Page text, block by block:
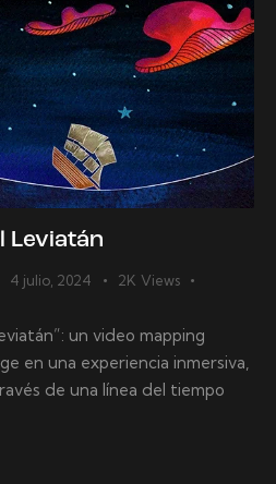
Leviatán
4 julio, 2024 2K Views
un video mapping
en una experiencia inmersiva,
de una línea del tiempo